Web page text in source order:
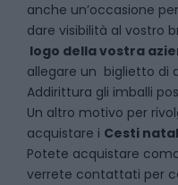
anche un’occasione
dare visibilità al vostro
logo della vostra
allegare un biglietto di
Addirittura gli imballi
Un altro motivo per
acquistare i Cesti
Potete acquistare
verrete contattati per